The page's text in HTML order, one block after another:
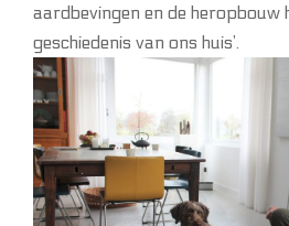
aardbevingen en de heropbouw
geschiedenis van ons huis’.